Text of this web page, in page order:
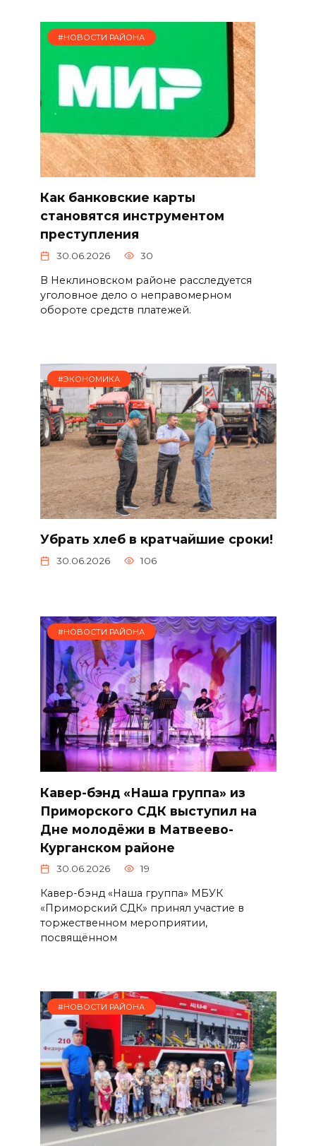
#НОВОСТИ РАЙОНА
Как банковские карты
становятся инструментом
преступления
30.06.2026 30
В Неклиновском районе расследуется
уголовное дело о неправомерном
обороте средств платежей.
#ЭКОНОМИКА
Убрать хлеб в кратчайшие сроки!
30.06.2026 106
#НОВОСТИ РАЙОНА
Кавер-бэнд «Наша группа» из
Приморского СДК выступил на
Дне молодёжи в Матвеево-
Курганском районе
30.06.2026 19
Кавер-бэнд «Наша группа» МБУК
«Приморский СДК» принял участие в
торжественном мероприятии,
посвящённом
#НОВОСТИ РАЙОНА